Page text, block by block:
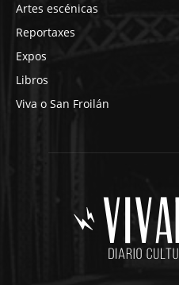
Artes escénicas
Reportaxes
Expos
Libros
Viva o San Froilán